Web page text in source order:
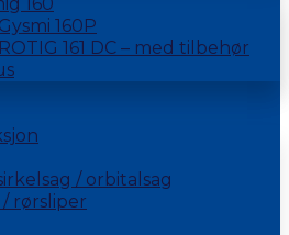
160P
161 DC – med tilbehør
/ orbitalsag
rørsliper